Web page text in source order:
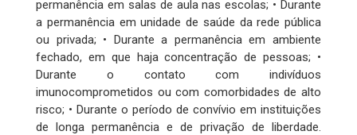
permanência em salas de aula nas escolas; • Durante
a permanência em unidade de saúde da rede pública
ou privada; • Durante a permanência em ambiente
fechado, em que haja concentração de pessoas; •
Durante o contato com indivíduos
imunocomprometidos ou com comorbidades de alto
risco; • Durante o período de convívio em instituições
de longa permanência e de privação de liberdade.